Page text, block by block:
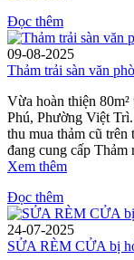
Đọc thêm
09-08-2025
Thảm trải sàn văn
Vừa hoàn thiện
Phú, Phường Việt
thu mua thảm cũ
đang cung cấp
Xem thêm
Đọc thêm
24-07-2025
SỬA RÈM CỬA bị